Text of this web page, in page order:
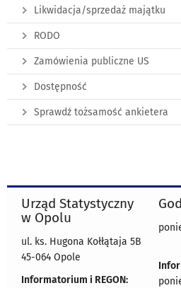
Likwidacja/sprzedaż majątku
RODO
Zamówienia publiczne US
Dostępność
Sprawdź tożsamość ankietera
Urząd Statystyczny
w Opolu
ul. ks. Hugona Kołłątaja 5B
45-064 Opole
Informatorium i REGON: